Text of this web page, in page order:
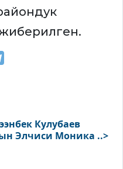
Кулубаев
Элчиси Моника ..>